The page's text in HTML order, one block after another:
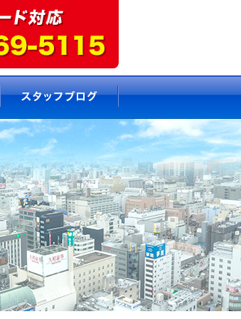
お問い合わせ・お見積もりスタッフブログ